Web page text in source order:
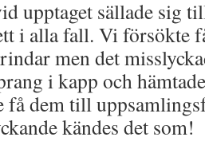
upptaget sällade sig
i alla fall. Vi försökte
men det
i kapp och
få dem till
kändes det som!